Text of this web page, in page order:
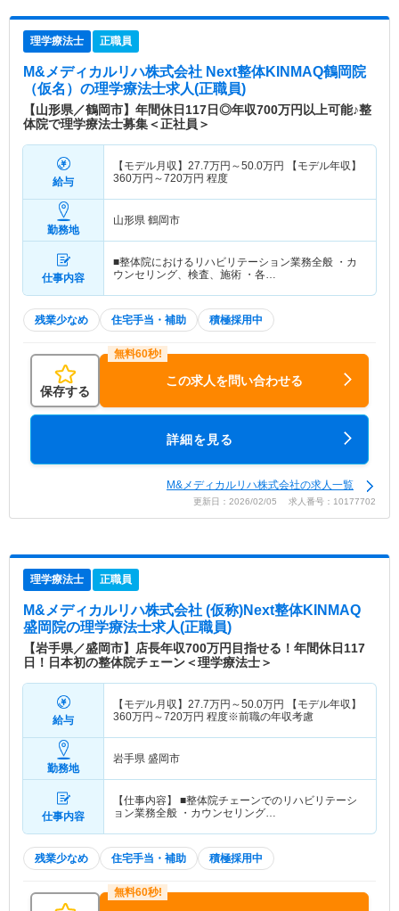
理学療法士 正職員
M&メディカルリハ株式会社 Next整体KINMAQ鶴岡院
（仮名） の理学療法士求人(正職員)
【山形県／鶴岡市】年間休日117日◎年収700万円以上可能♪整
体院で理学療法士募集＜正社員＞
給与
【モデル月収】 27.7万円～50.0万円
【モデル年収】
360万円～720万円 程度
勤務地
山形県 鶴岡市
仕事内容
■整体院におけるリハビリテーション業務全般 ・カ
ウンセリング、検査、施術 ・各…
残業少なめ 住宅手当・補助 積極採用中
保存する
この求人を問い合わせる
詳細を見る
M&メディカルリハ株式会社の求人一覧
更新日：2026/02/05 求人番号：10177702
理学療法士 正職員
M&メディカルリハ株式会社 (仮称)Next整体KINMAQ
盛岡院の理学療法士求人(正職員)
【岩手県／盛岡市】店長年収700万円目指せる！年間休日117
日！日本初の整体院チェーン＜理学療法士＞
給与
【モデル月収】 27.7万円～50.0万円
【モデル年収】
360万円～720万円 程度※前職の年収考慮
勤務地
岩手県 盛岡市
仕事内容
【仕事内容】 ■整体院チェーンでのリハビリテーシ
ョン業務全般 ・カウンセリング…
残業少なめ 住宅手当・補助 積極採用中